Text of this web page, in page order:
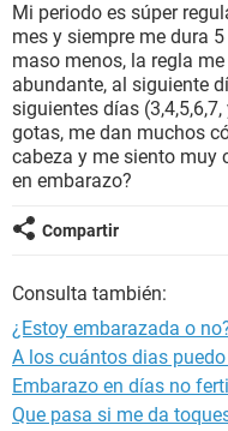
BIENESTAR
SEXUALIDAD
GLOSARIO
Mi periodo es súper
mes y siempre me dura
maso menos, la regla
abundante, al siguiente
siguientes días
gotas, me dan muchos
cabeza y me siento muy
en embarazo?
Compartir
Consulta también:
¿Estoy embarazada o
A los cuántos dias
Embarazo en días no
Que pasa si me da